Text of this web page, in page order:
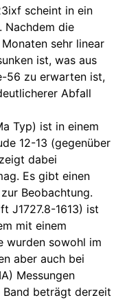
scheint in ein
Nachdem die
sehr linear
ist, was aus
56 zu erwarten ist,
Abfall
Typ) ist in einem
12-13 (gegenüber
dabei
Es gibt einen
Beobachtung.
J1727.8-1613) ist
mit einem
wurden sowohl im
aber auch bei
Messungen
beträgt derzeit